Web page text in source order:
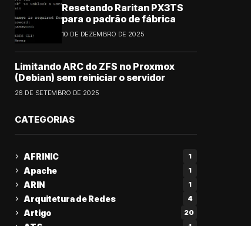
Resetando Raritan PX3TS
para o padrão de fábrica
10 DE DEZEMBRO DE 2025
Limitando ARC do ZFS no Proxmox
(Debian) sem reiniciar o servidor
26 DE SETEMBRO DE 2025
CATEGORIAS
AFRINIC 1
Apache 1
ARIN 1
Arquitetura de Redes 4
Artigo 20